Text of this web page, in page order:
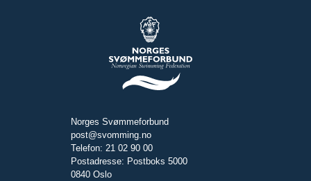
Norges Svømmeforbund
post@svomming.no
Telefon: 21 02 90 00
Postadresse: Postboks 5000
0840 Oslo